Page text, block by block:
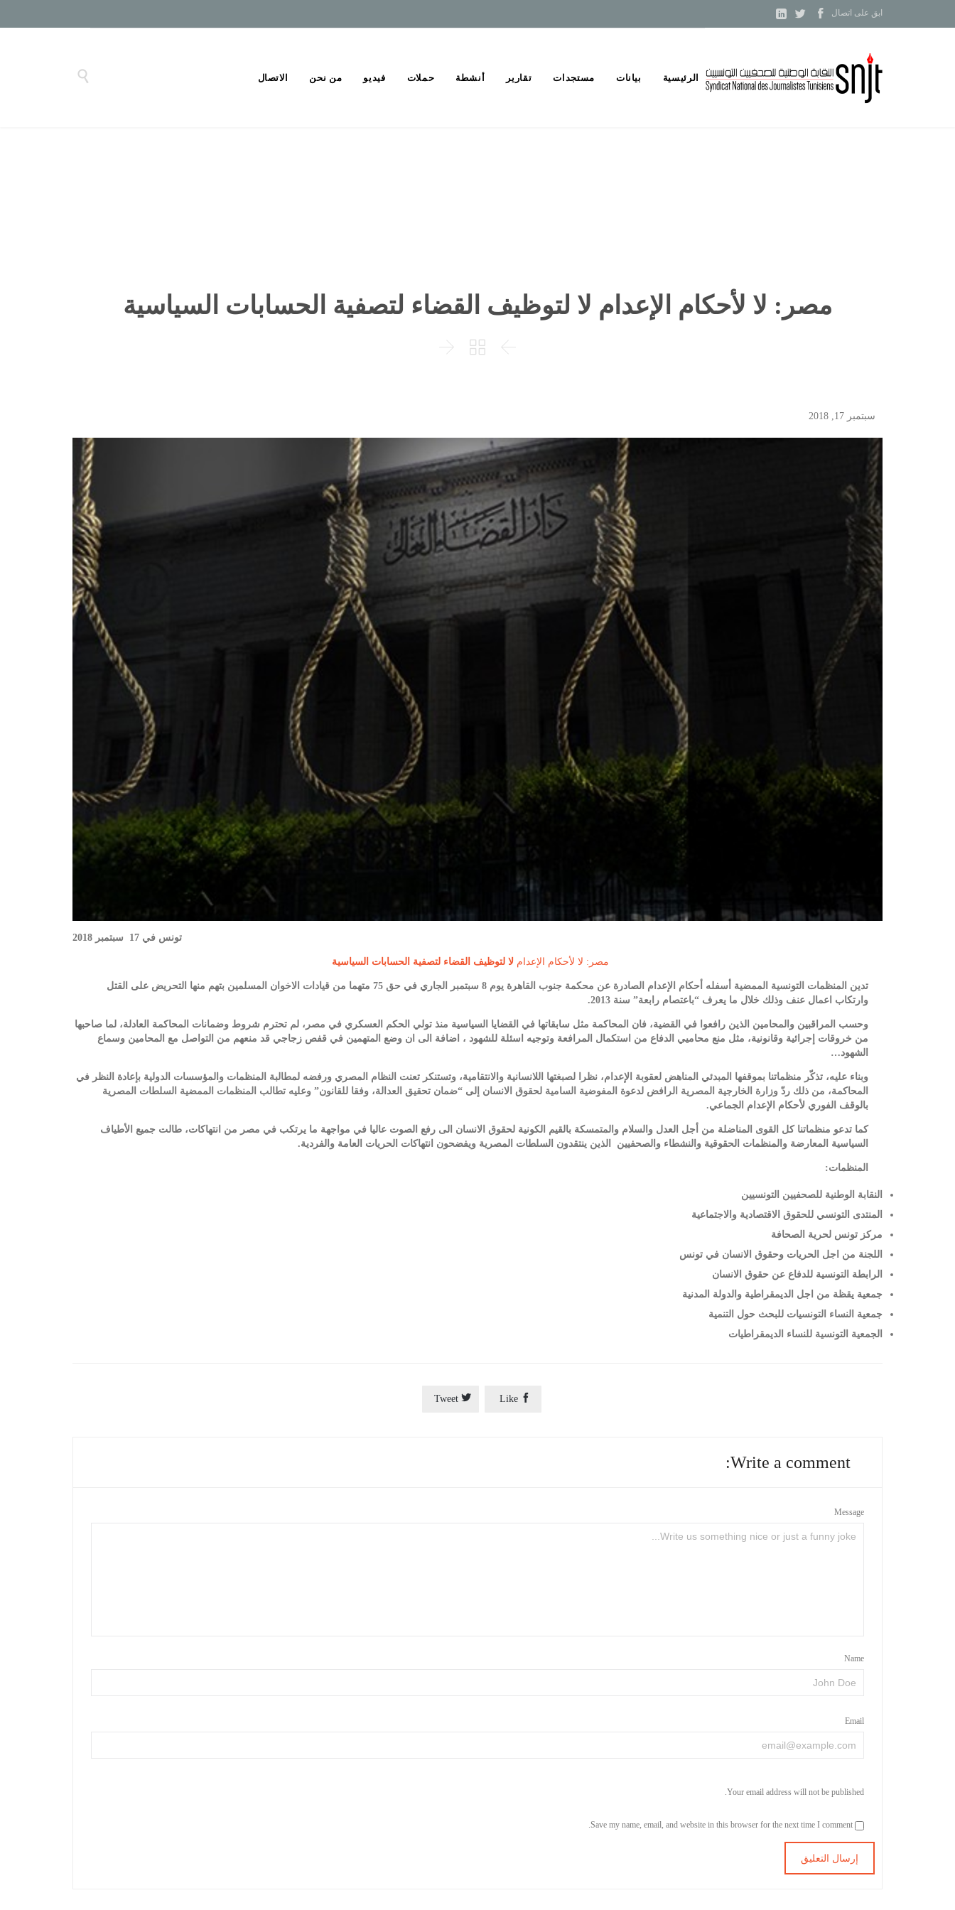
ابق على اتصال 


Skip
to
content
الرئيسية بيانات مستجدات تقارير أنشطة حملات فيديو من نحن الاتصال 
مصر: لا لأحكام الإعدام لا لتوظيف القضاء لتصفية الحسابات السياسية



سبتمبر 17, 2018
تونس في 17 سبتمبر 2018
مصر: لا لأحكام الإعدام لا لتوظيف القضاء لتصفية الحسابات السياسية
تدين المنظمات التونسية الممضية أسفله أحكام الإعدام الصادرة عن محكمة جنوب القاهرة يوم 8 سبتمبر الجاري في حق 75 متهما من قيادات الاخوان المسلمين بتهم منها التحريض على القتل
وارتكاب اعمال عنف وذلك خلال ما يعرف “باعتصام رابعة” سنة 2013.
وحسب المراقبين والمحامين الذين رافعوا في القضية، فان المحاكمة مثل سابقاتها في القضايا السياسية منذ تولي الحكم العسكري في مصر، لم تحترم شروط وضمانات المحاكمة العادلة، لما صاحبها
من خروقات إجرائية وقانونية، مثل منع محاميي الدفاع من استكمال المرافعة وتوجيه اسئلة للشهود ، اضافة الى ان وضع المتهمين في قفص زجاجي قد منعهم من التواصل مع المحامين وسماع
الشهود…
وبناء عليه، تذكّر منظماتنا بموقفها المبدئي المناهض لعقوبة الإعدام، نظرا لصبغتها اللانسانية والانتقامية، وتستنكر تعنت النظام المصري ورفضه لمطالبة المنظمات والمؤسسات الدولية بإعادة النظر في
المحاكمة، من ذلك ردّ وزارة الخارجية المصرية الرافض لدعوة المفوضية السامية لحقوق الانسان إلى “ضمان تحقيق العدالة، وفقا للقانون” وعليه تطالب المنظمات الممضية السلطات المصرية
بالوقف الفوري لأحكام الإعدام الجماعي.
كما تدعو منظماتنا كل القوى المناضلة من أجل العدل والسلام والمتمسكة بالقيم الكونية لحقوق الانسان الى رفع الصوت عاليا في مواجهة ما يرتكب في مصر من انتهاكات، طالت جميع الأطياف
السياسية المعارضة والمنظمات الحقوقية والنشطاء والصحفيين الذين ينتقدون السلطات المصرية ويفضحون انتهاكات الحريات العامة والفردية.
المنظمات:
النقابة الوطنية للصحفيين التونسيين
المنتدى التونسي للحقوق الاقتصادية والاجتماعية
مركز تونس لحرية الصحافة
اللجنة من اجل الحريات وحقوق الانسان في تونس
الرابطة التونسية للدفاع عن حقوق الانسان
جمعية يقظة من اجل الديمقراطية والدولة المدنية
جمعية النساء التونسيات للبحث حول التنمية
الجمعية التونسية للنساء الديمقراطيات

Like

Tweet
Write a comment:
Message
Name
Email
Your email address will not be published.